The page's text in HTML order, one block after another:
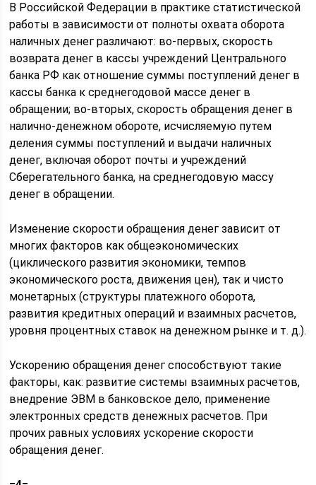
В Российской Федерации в практике статистической
работы в зависимости от полноты охвата оборота
наличных денег различают: во-первых, скорость
возврата денег в кассы учреждений Центрального
банка РФ как отношение суммы поступлений денег в
кассы банка к среднегодовой массе денег в
обращении; во-вторых, скорость обращения денег в
налично-денежном обороте, исчисляемую путем
деления суммы поступлений и выдачи наличных
денег, включая оборот почты и учреждений
Сберегательного банка, на среднегодовую массу
денег в обращении.
Изменение скорости обращения денег зависит от
многих факторов как общеэкономических
(циклического развития экономики, темпов
экономического роста, движения цен), так и чисто
монетарных (структуры платежного оборота,
развития кредитных операций и взаимных расчетов,
уровня процентных ставок на денежном рынке и т. д.).
Ускорению обращения денег способствуют такие
факторы, как: развитие системы взаимных расчетов,
внедрение ЭВМ в банковское дело, применение
электронных средств денежных расчетов. При
прочих равных условиях ускорение скорости
обращения денег.